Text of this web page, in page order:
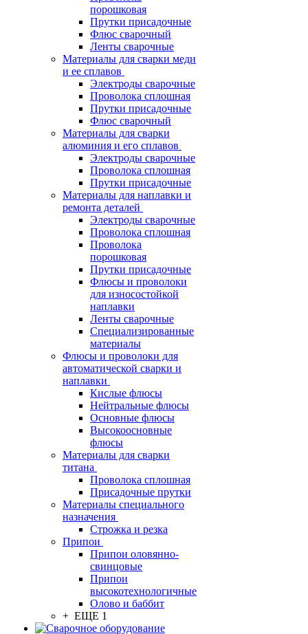
порошковая
Прутки присадочные
Флюс сварочный
Ленты сварочные
Материалы для сварки меди
и ее сплавов
Электроды сварочные
Проволока сплошная
Прутки присадочные
Флюс сварочный
Материалы для сварки
алюминия и его сплавов
Электроды сварочные
Проволока сплошная
Прутки присадочные
Материалы для наплавки и
ремонта деталей
Электроды сварочные
Проволока сплошная
Проволока
порошковая
Прутки присадочные
Флюсы и проволоки
для износостойкой
наплавки
Ленты сварочные
Специализированные
материалы
Флюсы и проволоки для
автоматической сварки и
наплавки
Кислые флюсы
Нейтральные флюсы
Основные флюсы
Высокоосновные
флюсы
Материалы для сварки
титана
Проволока сплошная
Присадочные прутки
Материалы специального
назначения
Строжка и резка
Припои
Припои оловянно-
свинцовые
Припои
высокотехнологичные
Олово и баббит
+ ЕЩЕ 1